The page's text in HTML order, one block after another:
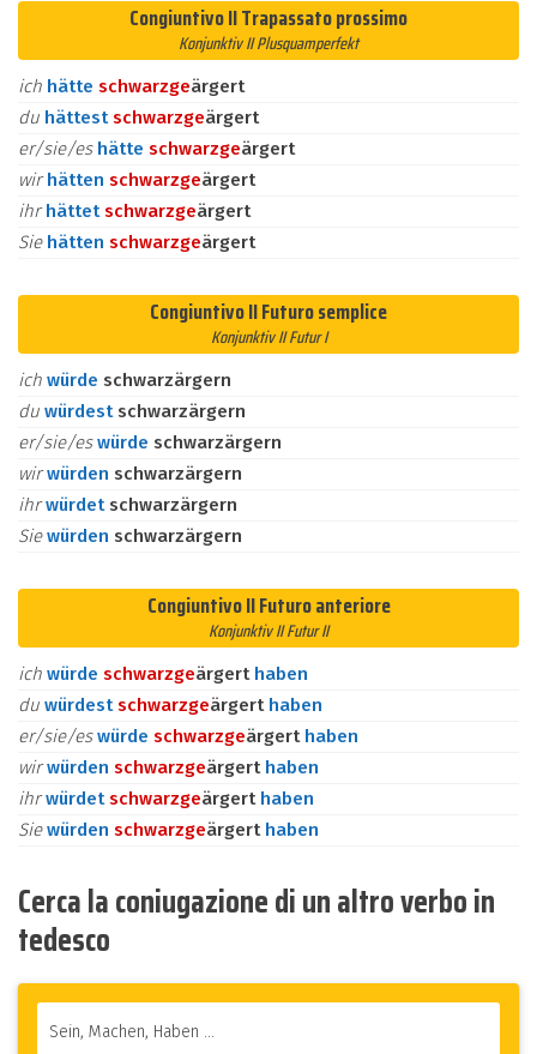
Congiuntivo II Trapassato prossimo
Konjunktiv II Plusquamperfekt
ich hätte schwarzgeärgert
du hättestschwarzgeärgert
er/sie/es hätte schwarzgeärgert
wirhätten schwarzgeärgert
ihrhättetschwarzgeärgert
Sie hätten schwarzgeärgert
Congiuntivo II Futuro semplice
Konjunktiv II Futur I
ich würde schwarzärgern
du würdest schwarzärgern
er/sie/eswürde schwarzärgern
wirwürden schwarzärgern
ihrwürdet schwarzärgern
Siewürden schwarzärgern
Congiuntivo II Futuro anteriore
Konjunktiv II Futur II
ich würde schwarzgeärgert haben
du würdestschwarzgeärgert haben
er/sie/eswürde schwarzgeärgert haben
wirwürden schwarzgeärgert haben
ihrwürdetschwarzgeärgert haben
Siewürden schwarzgeärgert haben
Cerca la coniugazione di un altro verbo in
tedesco